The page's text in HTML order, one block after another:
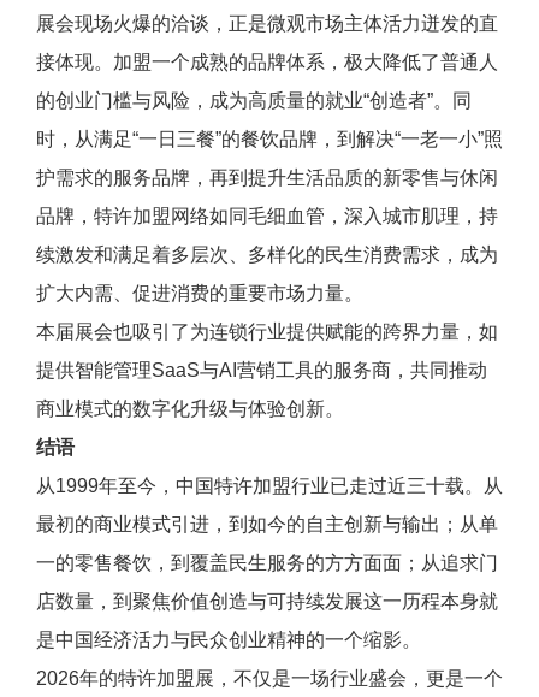
展会现场火爆的洽谈，正是微观市场主体活力迸发的直
接体现。加盟一个成熟的品牌体系，极大降低了普通人
的创业门槛与风险，成为高质量的就业“创造者”。同
时，从满足“一日三餐”的餐饮品牌，到解决“一老一小”照
护需求的服务品牌，再到提升生活品质的新零售与休闲
品牌，特许加盟网络如同毛细血管，深入城市肌理，持
续激发和满足着多层次、多样化的民生消费需求，成为
扩大内需、促进消费的重要市场力量。
本届展会也吸引了为连锁行业提供赋能的跨界力量，如
提供智能管理SaaS与AI营销工具的服务商，共同推动
商业模式的数字化升级与体验创新。
结语
从1999年至今，中国特许加盟行业已走过近三十载。从
最初的商业模式引进，到如今的自主创新与输出；从单
一的零售餐饮，到覆盖民生服务的方方面面；从追求门
店数量，到聚焦价值创造与可持续发展这一历程本身就
是中国经济活力与民众创业精神的一个缩影。
2026年的特许加盟展，不仅是一场行业盛会，更是一个